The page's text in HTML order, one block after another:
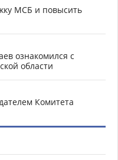
МСБ и повысить
ознакомился с
области
Комитета